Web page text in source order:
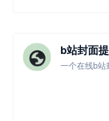
b站封面
一个在线b